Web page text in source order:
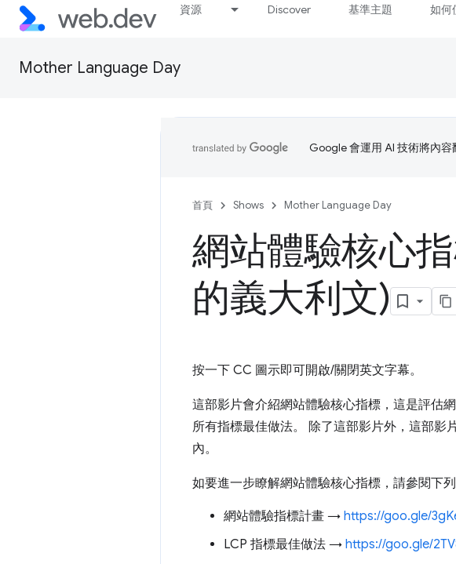
資源 Discover 基準主題 如何
Mother Language Day
Google 會運用 AI 技術將內容
首頁 Shows Mother Language Day
網站體驗核心
的義大利文)
按一下 CC 圖示即可開啟/關閉英文字幕。
這部影片會介紹網站體驗核心指標，這是評估
所有指標最佳做法。 除了這部影片外，這部影
內。
如要進一步瞭解網站體驗核心指標，請參閱下列
網站體驗指標計畫 → https://goo.gle/
LCP 指標最佳做法 → https://goo.gle/